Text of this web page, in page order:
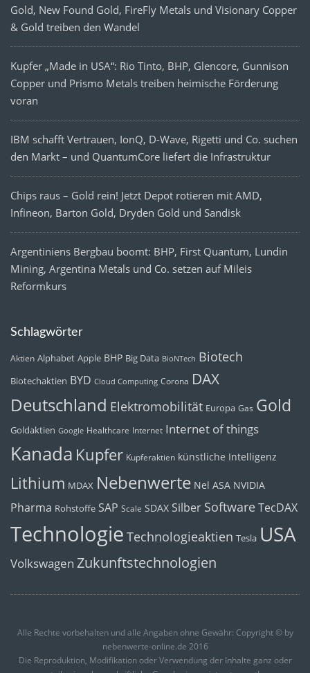
Gold, New Found Gold, FireFly Metals und Visionary Copper
& Gold treiben den Wandel
Kupfer „Made in USA“: Rio Tinto, BHP, Glencore, Gunnison
Copper und Prismo Metals treiben heimische Förderung
voran
IBM schafft Vertrauen, IonQ, D-Wave, Rigetti und Co. suchen
den Markt – und QuantumCore liefert die Infrastruktur
Chips raus – Gold rein! Jetzt Depot rotieren mit AMD,
Infineon, Barton Gold, Dryden Gold und Sandisk
Argentiniens Bergbau boomt: BHP, First Quantum, Lundin
Mining, Argentina Metals und Co. setzen auf Mileis
Reformkurs
Schlagwörter
Aktien Alphabet Apple BHP Big Data BioNTech Biotech
Biotechaktien BYD Cloud Computing Corona DAX
Deutschland Elektromobilität Europa Gas Gold
Goldaktien Google Healthcare Internet Internet of things
Kanada Kupfer Kupferaktien künstliche Intelligenz
Lithium MDAX Nebenwerte Nel ASA NVIDIA
Pharma Rohstoffe SAP Scale SDAX Silber SoftwareTecDAX
Technologie Technologieaktien Tesla USA
Volkswagen Zukunftstechnologien
Alle Rechte vorbehalten und alle Angaben ohne Gewähr: Copyright © by
nebenwerte-online.de 2016
Die Reproduktion, Modifikation oder Verwendung der Inhalte ganz oder